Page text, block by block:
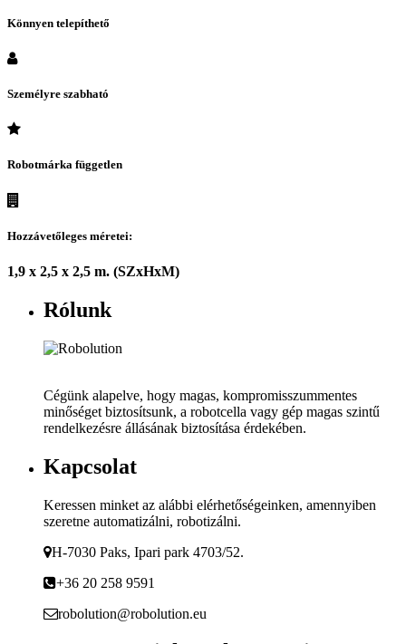
Könnyen telepíthető
Személyre szabható
Robotmárka független
Hozzávetőleges méretei:
1,9 x 2,5 x 2,5 m. (SZxHxM)
Rólunk
Cégünk alapelve, hogy magas, kompromisszummentes
minőséget biztosítsunk, a robotcella vagy gép magas szintű
rendelkezésre állásának biztosítása érdekében.
Kapcsolat
Keressen minket az alábbi elérhetőségeinken, amennyiben
szeretne automatizálni, robotizálni.
H-7030 Paks, Ipari park 4703/52.
+36 20 258 9591
robolution@robolution.eu